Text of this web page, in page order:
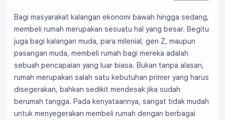
Bagi masyarakat kalangan ekonomi bawah hingga sedang,
membeli rumah merupakan sesuatu hal yang besar. Begitu
juga bagi kalangan muda, para milenial, gen Z, maupun
pasangan muda, membeli rumah bagi mereka adalah
sebuah pencapaian yang luar biasa. Bukan tanpa alasan,
rumah merupakan salah satu kebutuhan primer yang harus
disegerakan, bahkan sedikit mendesak jika sudah
berumah tangga. Pada kenyataannya, sangat tidak mudah
untuk menyegerakan membeli rumah dengan berbagai